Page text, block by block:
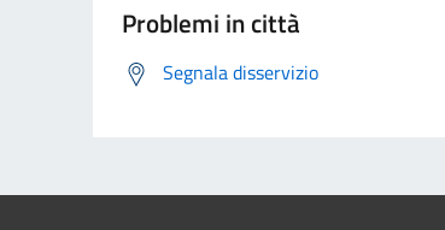
Problemi in città
Segnala disservizio